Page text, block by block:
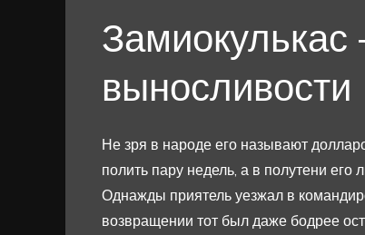
Замиокулькас
выносливости
Не зря в народе его называют
полить пару недель, а в полутени
Однажды приятель уезжал в
возвращении тот был даже бодрее